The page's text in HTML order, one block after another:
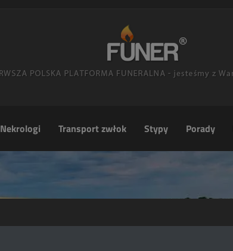
Nekrologi Transport zwłok Stypy Porady